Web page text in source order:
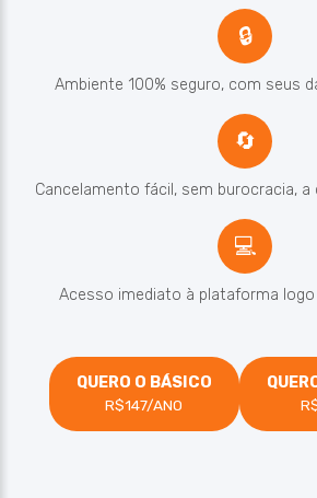
🔒
Ambiente 100% seguro, com seus
🔄
Cancelamento fácil, sem burocracia,
💻
Acesso imediato à plataforma
QUERO O BÁSICO
R$147/ANO